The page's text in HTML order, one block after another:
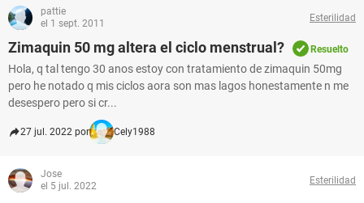
pattie
el 1 sept. 2011
Esterilidad
Zimaquin 50 mg altera el ciclo menstrual? Resuelto
Hola, q tal tengo 30 anos estoy con tratamiento de zimaquin 50mg
pero he notado q mis ciclos aora son mas lagos honestamente n me
desespero pero si cr...
27 jul. 2022 por Cely1988
Jose
el 5 jul. 2022
Esterilidad